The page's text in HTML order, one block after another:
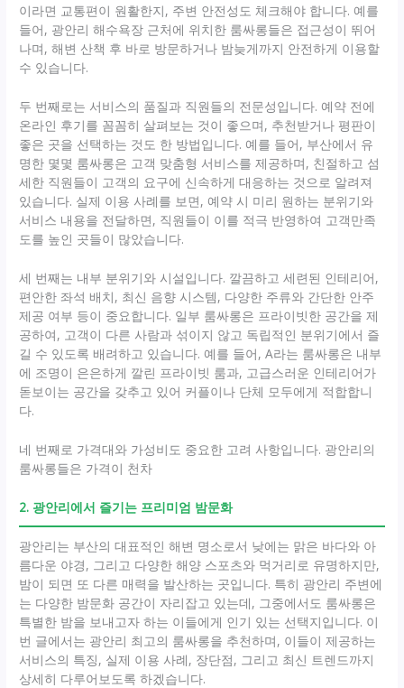
이라면 교통편이 원활한지, 주변 안전성도 체크해야 합니다. 예를
들어, 광안리 해수욕장 근처에 위치한 룸싸롱들은 접근성이 뛰어
나며, 해변 산책 후 바로 방문하거나 밤늦게까지 안전하게 이용할
수 있습니다.
두 번째로는 서비스의 품질과 직원들의 전문성입니다. 예약 전에
온라인 후기를 꼼꼼히 살펴보는 것이 좋으며, 추천받거나 평판이
좋은 곳을 선택하는 것도 한 방법입니다. 예를 들어, 부산에서 유
명한 몇몇 룸싸롱은 고객 맞춤형 서비스를 제공하며, 친절하고 섬
세한 직원들이 고객의 요구에 신속하게 대응하는 것으로 알려져
있습니다. 실제 이용 사례를 보면, 예약 시 미리 원하는 분위기와
서비스 내용을 전달하면, 직원들이 이를 적극 반영하여 고객만족
도를 높인 곳들이 많았습니다.
세 번째는 내부 분위기와 시설입니다. 깔끔하고 세련된 인테리어,
편안한 좌석 배치, 최신 음향 시스템, 다양한 주류와 간단한 안주
제공 여부 등이 중요합니다. 일부 룸싸롱은 프라이빗한 공간을 제
공하여, 고객이 다른 사람과 섞이지 않고 독립적인 분위기에서 즐
길 수 있도록 배려하고 있습니다. 예를 들어, A라는 룸싸롱은 내부
에 조명이 은은하게 깔린 프라이빗 룸과, 고급스러운 인테리어가
돋보이는 공간을 갖추고 있어 커플이나 단체 모두에게 적합합니
다.
네 번째로 가격대와 가성비도 중요한 고려 사항입니다. 광안리의
룸싸롱들은 가격이 천차
2. 광안리에서 즐기는 프리미엄 밤문화
광안리는 부산의 대표적인 해변 명소로서 낮에는 맑은 바다와 아
름다운 야경, 그리고 다양한 해양 스포츠와 먹거리로 유명하지만,
밤이 되면 또 다른 매력을 발산하는 곳입니다. 특히 광안리 주변에
는 다양한 밤문화 공간이 자리잡고 있는데, 그중에서도 룸싸롱은
특별한 밤을 보내고자 하는 이들에게 인기 있는 선택지입니다. 이
번 글에서는 광안리 최고의 룸싸롱을 추천하며, 이들이 제공하는
서비스의 특징, 실제 이용 사례, 장단점, 그리고 최신 트렌드까지
상세히 다루어보도록 하겠습니다.